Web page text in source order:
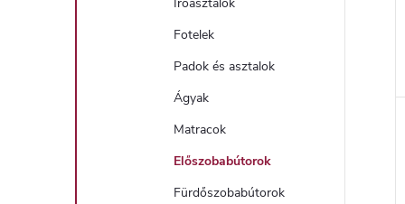
Íróasztalok
Fotelek
Padok és asztalok
Ágyak
Matracok
Előszobabútorok
Fürdőszobabútorok
l